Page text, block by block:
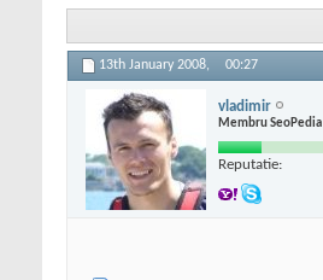
13th January 2008, 00:27
vladimir
Membru SeoPedia
Reputatie: